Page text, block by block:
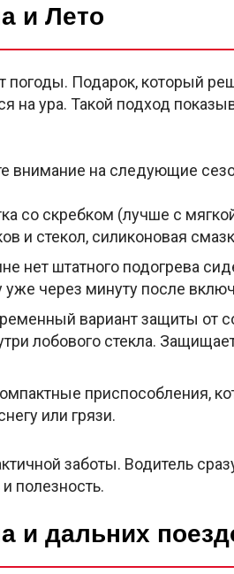
и Лето
погоды. Подарок, который
на ура. Такой подход
внимание на следующие
со скребком (лучше с
и стекол, силиконовая
нет штатного подогрева
уже через минуту после
вариант защиты от
лобового стекла.
приспособления,
или грязи.
заботы. Водитель
полезность.
и дальних